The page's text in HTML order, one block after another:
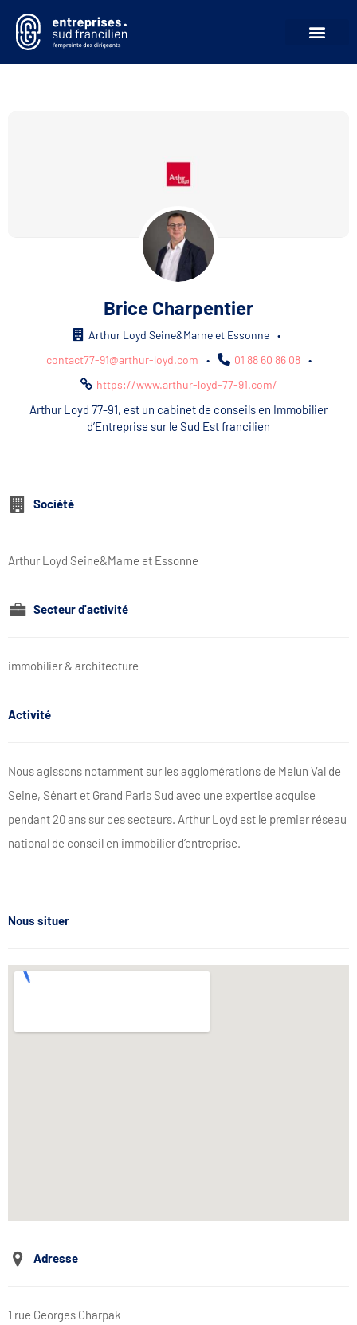
Brice Charpentier
Arthur Loyd Seine&Marne et Essonne
•
contact77-91@arthur-loyd.com
• 01 88 60 86 08
•
https://www.arthur-loyd-77-91.com/
Arthur Loyd 77-91, est un cabinet de conseils en Immobilier
d’Entreprise sur le Sud Est francilien
Société
Arthur Loyd Seine&Marne et Essonne
Secteur d'activité
immobilier & architecture
Activité
Nous agissons notamment sur les agglomérations de Melun Val de
Seine, Sénart et Grand Paris Sud avec une expertise acquise
pendant 20 ans sur ces secteurs. Arthur Loyd est le premier réseau
national de conseil en immobilier d’entreprise.
Nous situer
Adresse
1 rue Georges Charpak